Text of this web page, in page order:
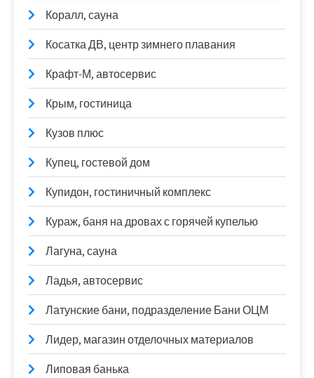
Коралл, сауна
Косатка ДВ, центр зимнего плавания
Крафт-М, автосервис
Крым, гостиница
Кузов плюс
Купец, гостевой дом
Купидон, гостиничный комплекс
Кураж, баня на дровах с горячей купелью
Лагуна, сауна
Ладья, автосервис
Латунские бани, подразделение Бани ОЦМ
Лидер, магазин отделочных материалов
Липовая банька